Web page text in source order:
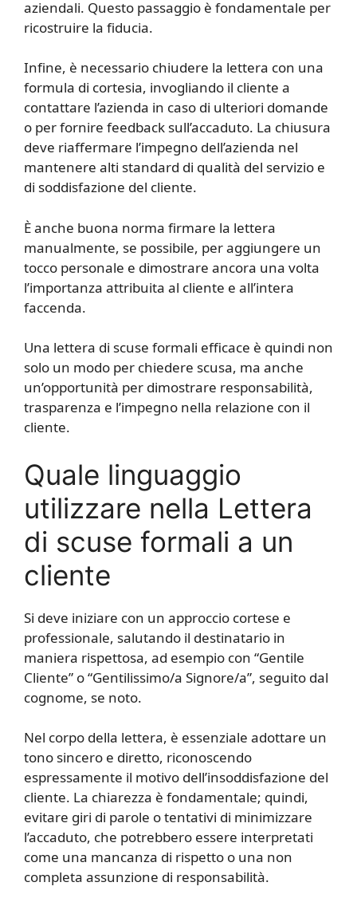
aziendali. Questo passaggio è fondamentale per
ricostruire la fiducia.
Infine, è necessario chiudere la lettera con una
formula di cortesia, invogliando il cliente a
contattare l’azienda in caso di ulteriori domande
o per fornire feedback sull’accaduto. La chiusura
deve riaffermare l’impegno dell’azienda nel
mantenere alti standard di qualità del servizio e
di soddisfazione del cliente.
È anche buona norma firmare la lettera
manualmente, se possibile, per aggiungere un
tocco personale e dimostrare ancora una volta
l’importanza attribuita al cliente e all’intera
faccenda.
Una lettera di scuse formali efficace è quindi non
solo un modo per chiedere scusa, ma anche
un’opportunità per dimostrare responsabilità,
trasparenza e l’impegno nella relazione con il
cliente.
Quale linguaggio
utilizzare nella Lettera
di scuse formali a un
cliente
Si deve iniziare con un approccio cortese e
professionale, salutando il destinatario in
maniera rispettosa, ad esempio con “Gentile
Cliente” o “Gentilissimo/a Signore/a”, seguito dal
cognome, se noto.
Nel corpo della lettera, è essenziale adottare un
tono sincero e diretto, riconoscendo
espressamente il motivo dell’insoddisfazione del
cliente. La chiarezza è fondamentale; quindi,
evitare giri di parole o tentativi di minimizzare
l’accaduto, che potrebbero essere interpretati
come una mancanza di rispetto o una non
completa assunzione di responsabilità.